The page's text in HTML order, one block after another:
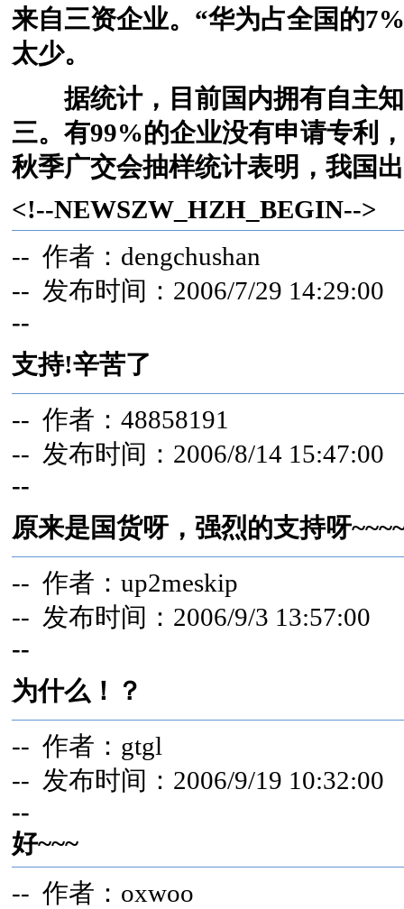
来自三资企业。“华为占全国的
太少。
据统计，目前国内拥有自主知
三。有99%的企业没有申请专利
秋季广交会抽样统计表明，我国
<!--NEWSZW_HZH_BEGIN-->
-- 作者：dengchushan
-- 发布时间：2006/7/29 14:29:00
--
支持!辛苦了
-- 作者：48858191
-- 发布时间：2006/8/14 15:47:00
--
原来是国货呀，强烈的支持呀
-- 作者：up2meskip
-- 发布时间：2006/9/3 13:57:00
--
为什么！？
-- 作者：gtgl
-- 发布时间：2006/9/19 10:32:00
--
好~~~
-- 作者：oxwoo